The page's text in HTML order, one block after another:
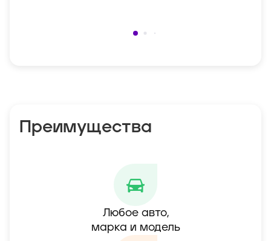
Преимущества
Любое авто,
марка и модель